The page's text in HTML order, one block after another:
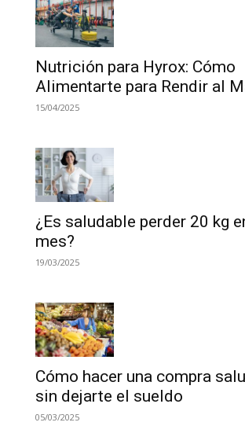
Nutrición para Hyrox: Cómo
Alimentarte para Rendir al
15/04/2025
¿Es saludable perder 20 kg
mes?
19/03/2025
Cómo hacer una compra
sin dejarte el sueldo
05/03/2025